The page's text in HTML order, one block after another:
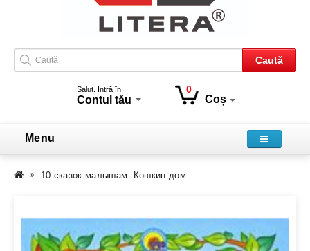
Caută
Salut. Intră în
Contul tău
0
Coș
Menu
10 сказок малышам. Кошкин дом